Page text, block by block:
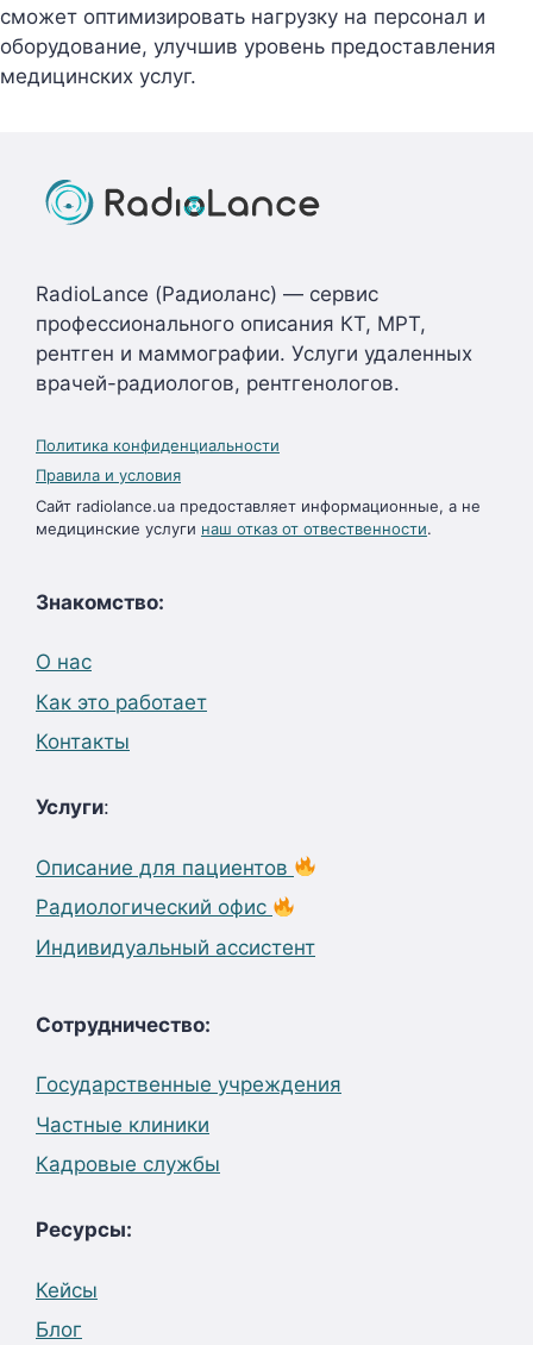
сможет оптимизировать нагрузку на персонал и
оборудование, улучшив уровень предоставления
медицинских услуг.
RadioLance (Радиоланс) — сервис
профессионального описания КТ, МРТ,
рентген и маммографии. Услуги удаленных
врачей-радиологов, рентгенологов.
Политика конфиденциальности
Правила и условия
Сайт radiolance.ua предоставляет информационные, а не
медицинские услуги наш отказ от отвественности.
Знакомство:
О нас
Как это работает
Контакты
Услуги:
Описание для пациентов
Радиологический офис
Индивидуальный ассистент
Сотрудничество:
Государственные учреждения
Частные клиники
Кадровые службы
Ресурсы:
Кейсы
Блог